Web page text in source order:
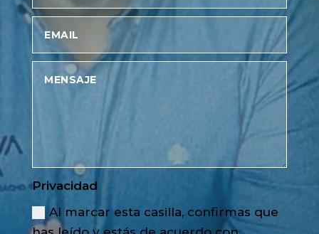
Privacidad
Al marcar esta casilla, confirmas que